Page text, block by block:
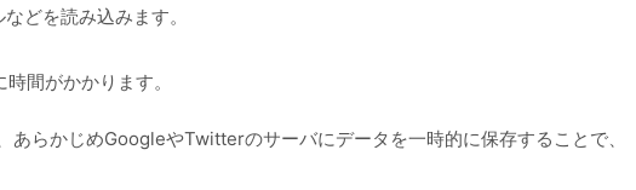
どを読み込みます。
間がかかります。
あらかじめGoogleやTwitterのサーバにデータを一時的に保存することで、